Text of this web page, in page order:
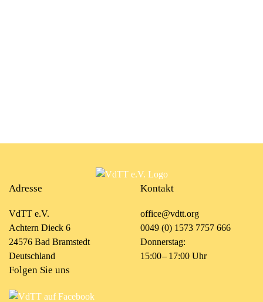
Adresse
VdTT e.V.
Achtern Dieck 6
24576 Bad Bramstedt
Deutschland
Kontakt
office@vdtt.org
0049 (0) 1573 7757 666
Donnerstag:
15:00 – 17:00 Uhr
Folgen Sie uns